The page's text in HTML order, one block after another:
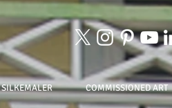
SILKEMALER COMMISSIONED ART